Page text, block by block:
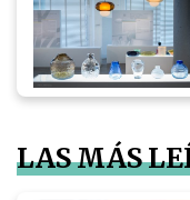
LAS MÁS